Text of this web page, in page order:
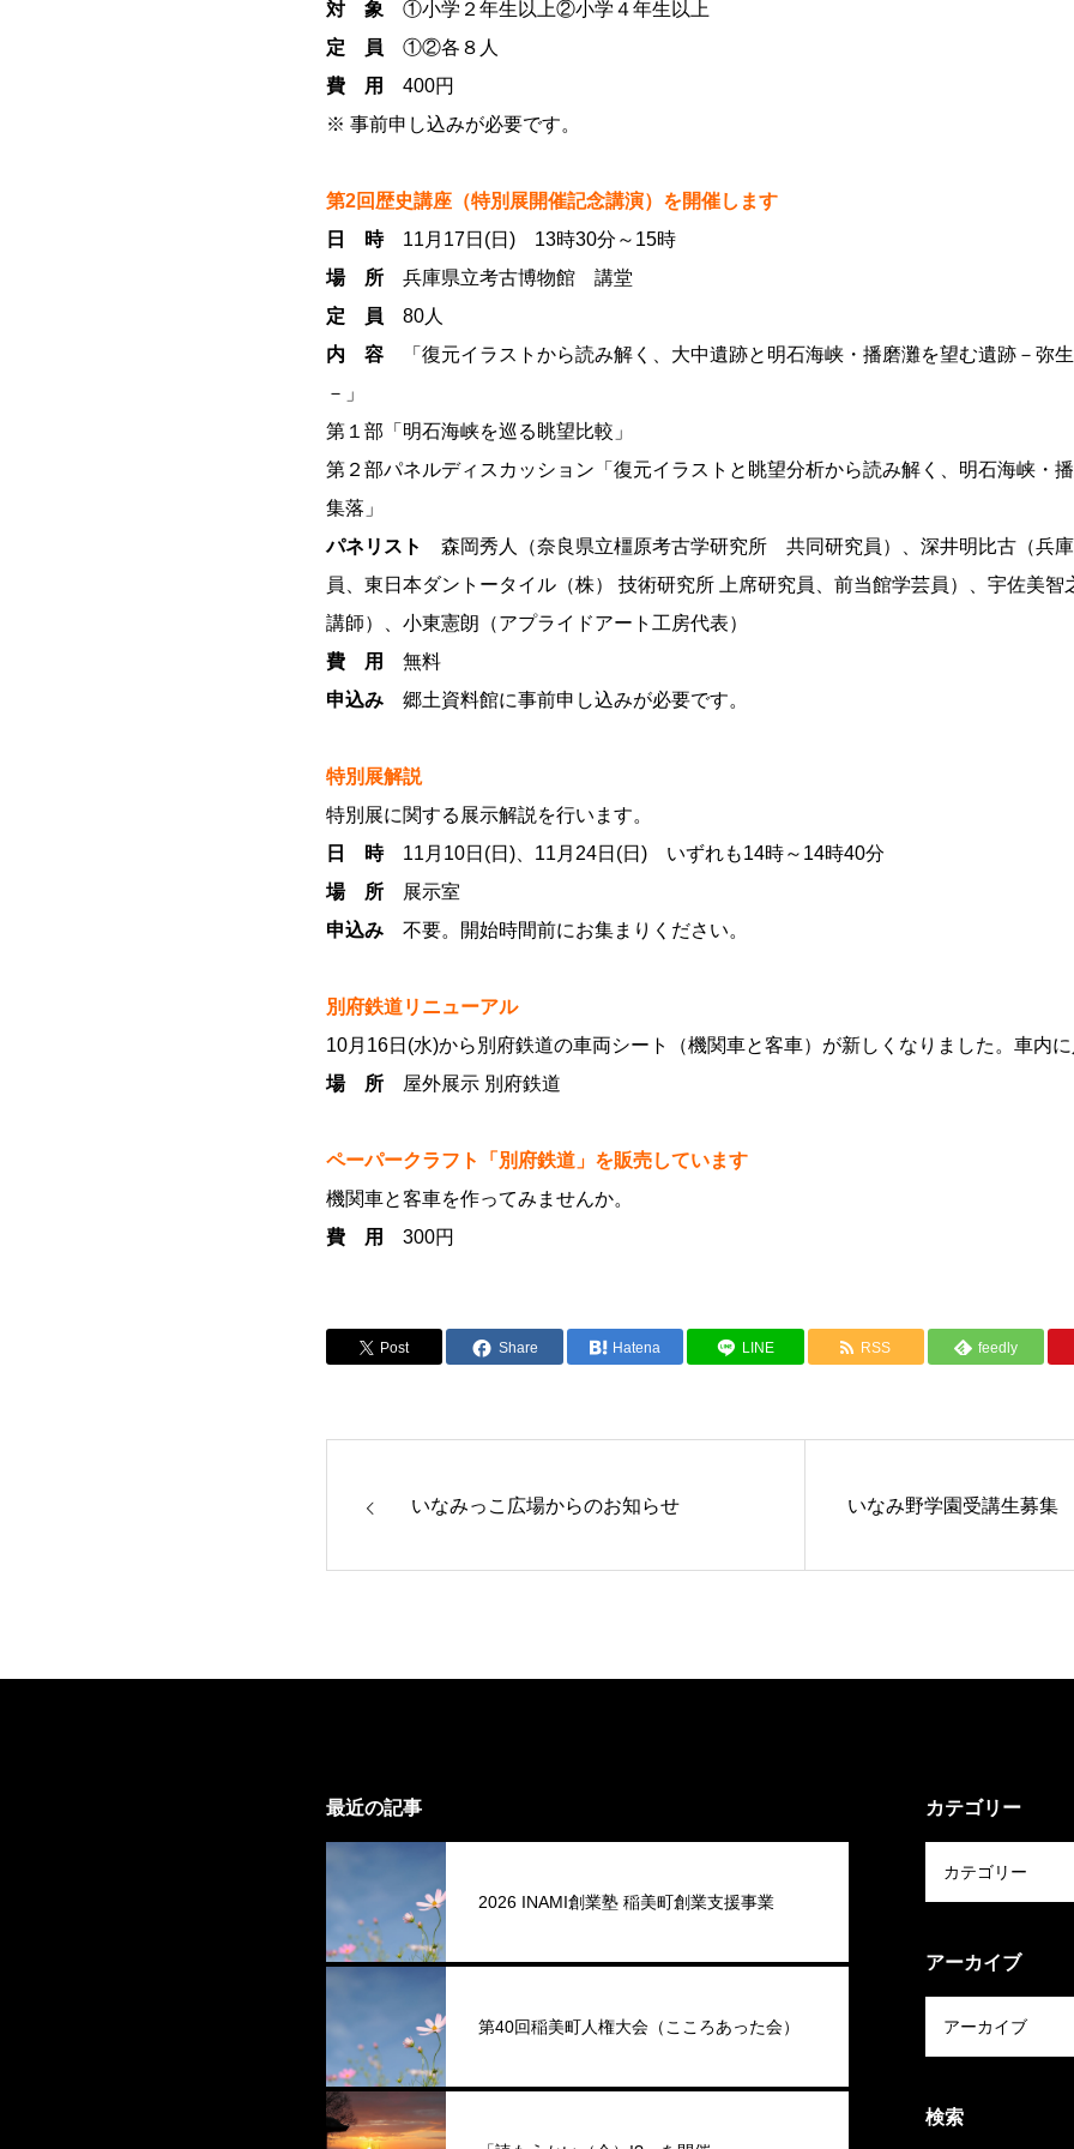
対 象 ①小学２年生以上②小学４年生以上
定 員 ①②各８人
費 用
400円
※ 事前申し込みが必要です。
第2回歴史講座（特別展開催記念講演）を開催します
日 時11月17日(日) 13時30分～15時
場 所 兵庫県立考古博物館 講堂
定 員 80人
内 容
「復元イラストから読み解く、大中遺跡と明石海峡・播磨灘を望む遺跡－弥
－」
第１部「明石海峡を巡る眺望比較」
第２部パネルディスカッション「復元イラストと眺望分析から読み解く、明石海峡・
集落」
パネリスト
森岡秀人（奈良県立橿原考古学研究所 共同研究員）、深井明比古（兵
員、東日本ダントータイル（株） 技術研究所 上席研究員、前当館学芸員）、宇佐美
講師）、小東憲朗（アプライドアート工房代表）
費 用
無料
申込み 郷土資料館に事前申し込みが必要です。
特別展解説
特別展に関する展示解説を行います。
日 時11月10日(日)、11月24日(日) いずれも14時～14時40分
場 所 展示室
申込み 不要。開始時間前にお集まりください。
別府鉄道リニューアル
10月16日(水)から別府鉄道の車両シート（機関車と客車）が新しくなりました。車内に
場 所 屋外展示 別府鉄道
ペーパークラフト「別府鉄道」を販売しています
機関車と客車を作ってみませんか。
費 用
300円
Post Share Hatena LINE RSS feedly
いなみっこ広場からのお知らせ いなみ野学園受講生募集
最近の記事
2026 INAMI創業塾 稲美町創業支援事業
第40回稲美町人権大会（こころあった会）
カテゴリー
アーカイブ
検索